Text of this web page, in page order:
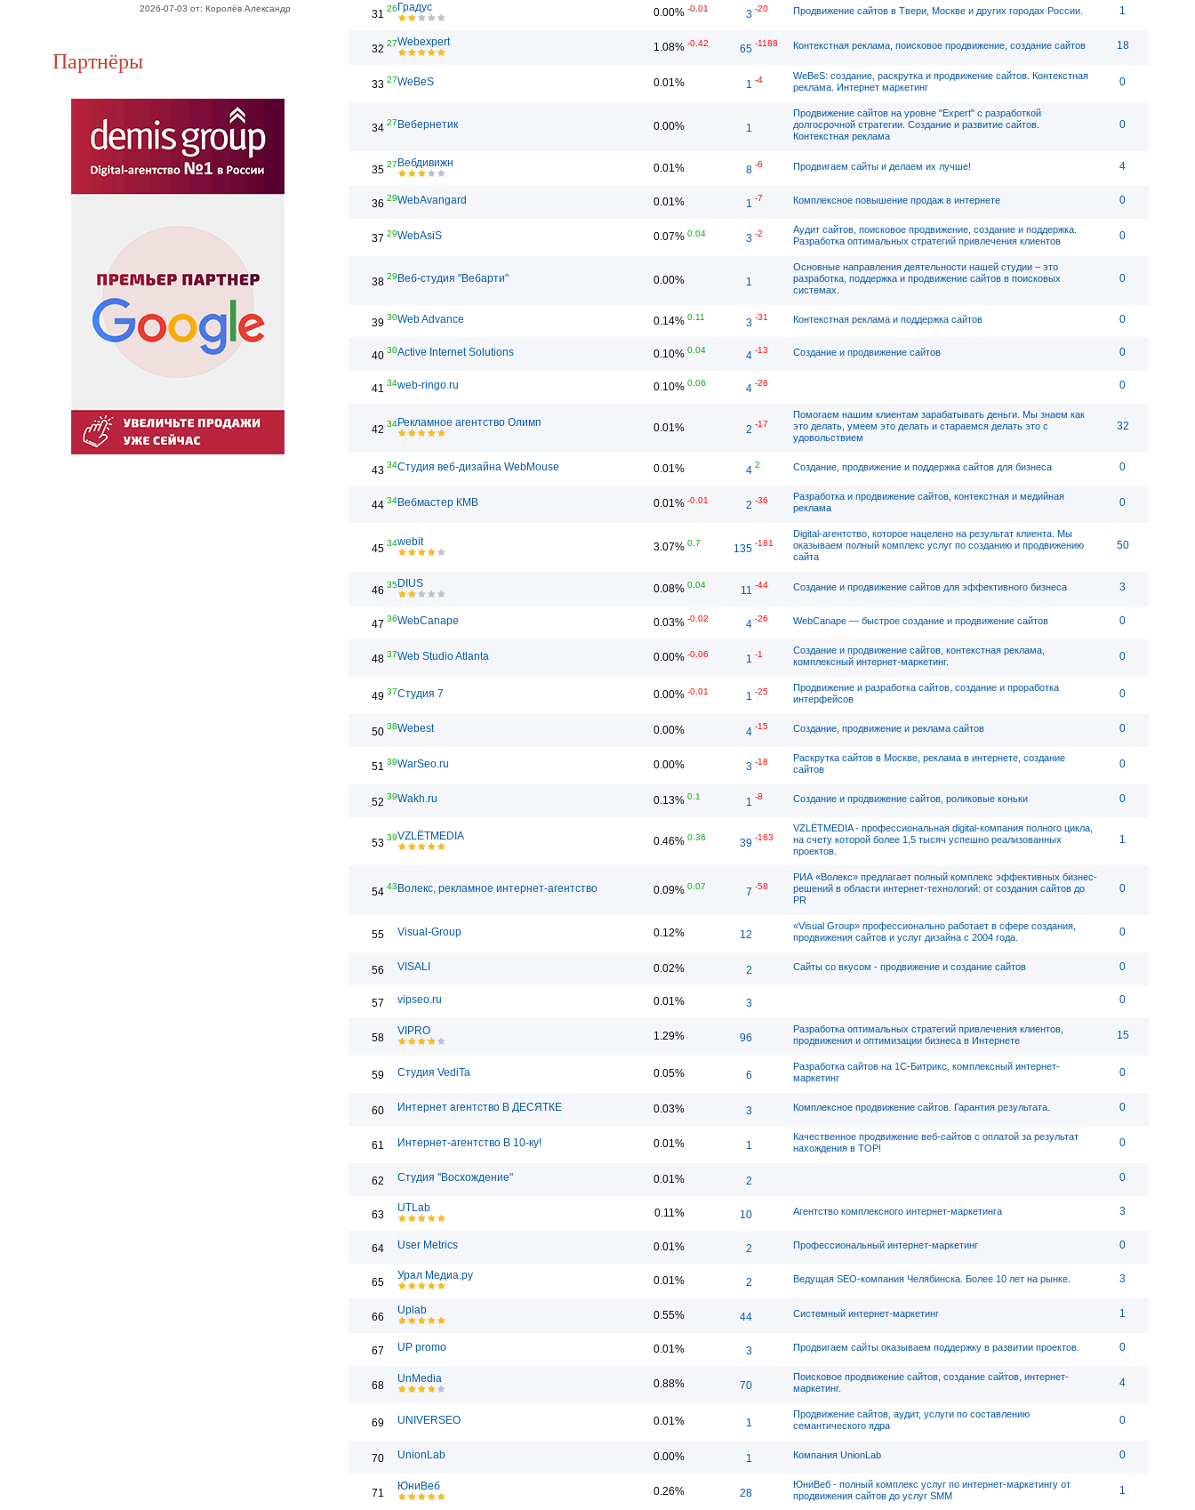
2026-07-03 от: Королёв Александр
Партнёры
31 26 Градус 0.00% -0.01 3 -20 Продвижение сайтов в Твери, Москве и других городах России. 1
32 27Webexpert 1.08% -0.42 65 -1188 Контекстная реклама, поисковое продвижение, создание сайтов 18
33 27WeBeS 0.01% 1 -4
WeBeS: создание, раскрутка и продвижение сайтов. Контекстная
реклама. Интернет маркетинг
0
34 27 Вебернетик 0.00% 1
Продвижение сайтов на уровне "Expert" с разработкой
долгосрочной стратегии. Создание и развитие сайтов.
Контекстная реклама
0
35 27 Вебдивижн 0.01% 8 -6 Продвигаем сайты и делаем их лучше! 4
36 29WebAvangard 0.01% 1 -7 Комплексное повышение продаж в интернете 0
37 29WebAsiS 0.07% 0.04 3 -2
Аудит сайтов, поисковое продвижение, создание и поддержка.
Разработка оптимальных стратегий привлечения клиентов
0
38 29 Веб-студия "Вебарти" 0.00% 1
Основные направления деятельности нашей студии – это
разработка, поддержка и продвижение сайтов в поисковых
системах.
0
39 30Web Advance 0.14% 0.11 3 -31 Контекстная реклама и поддержка сайтов 0
40 30Active Internet Solutions 0.10% 0.04 4 -13 Создание и продвижение сайтов 0
41 34web-ringo.ru 0.10% 0.06 4 -28 0
42 34Рекламное агентство Олимп 0.01% 2 -17
Помогаем нашим клиентам зарабатывать деньги. Мы знаем как
это делать, умеем это делать и стараемся делать это с
удовольствием
32
43 34Студия веб-дизайна WebMouse 0.01% 4 2 Создание, продвижение и поддержка сайтов для бизнеса 0
44 34Вебмастер КМВ 0.01% -0.01 2 -36
Разработка и продвижение сайтов, контекстная и медийная
реклама
0
45 34webit 3.07% 0.7 135 -181
Digital-агентство, которое нацелено на результат клиента. Мы
оказываем полный комплекс услуг по созданию и продвижению
сайта
50
46 35DIUS 0.08% 0.04 11 -44 Создание и продвижение сайтов для эффективного бизнеса 3
47 36WebCanape 0.03% -0.02 4 -26 WebСanape — быстрое создание и продвижение сайтов 0
48 37Web Studio Atlanta 0.00% -0.06 1 -1
Создание и продвижение сайтов, контекстная реклама,
комплексный интернет-маркетинг.
0
49 37Студия 7 0.00% -0.01 1 -25
Продвижение и разработка сайтов, создание и проработка
интерфейсов
0
50 38Webest 0.00% 4 -15 Создание, продвижение и реклама сайтов 0
51 39WarSeo.ru 0.00% 3 -18
Раскрутка сайтов в Москве, реклама в интернете, создание
сайтов
0
52 39Wakh.ru 0.13% 0.1 1 -8 Создание и продвижение сайтов, роликовые коньки 0
53 39VZLЁTMEDIA 0.46% 0.36 39 -163
VZLЁTMEDIA - профессиональная digital-компания полного цикла,
на счету которой более 1,5 тысяч успешно реализованных
проектов.
1
54 43 Волекс, рекламное интернет-агентство 0.09% 0.07 7 -58
РИА «Волекс» предлагает полный комплекс эффективных бизнес-
решений в области интернет-технологий: от создания сайтов до
PR
0
55 Visual-Group 0.12% 12
«Visual Group» профессионально работает в сфере создания,
продвижения сайтов и услуг дизайна с 2004 года.
0
56 VISALI 0.02% 2 Сайты со вкусом - продвижение и создание сайтов 0
57 vipseo.ru 0.01% 3 0
58
VIPRO 1.29% 96
Разработка оптимальных стратегий привлечения клиентов,
продвижения и оптимизации бизнеса в Интернете
15
59 Студия VediTa 0.05% 6
Разработка сайтов на 1С-Битрикс, комплексный интернет-
маркетинг
0
60 Интернет агентство В ДЕСЯТКЕ 0.03% 3 Комплексное продвижение сайтов. Гарантия результата. 0
61 Интернет-агентство В 10-ку! 0.01% 1
Качественное продвижение веб-сайтов с оплатой за результат
нахождения в ТОР!
0
62 Студия "Восхождение" 0.01% 2 0
63
UTLab 0.11% 10 Агентство комплексного интернет-маркетинга 3
64 User Metrics 0.01% 2 Профессиональный интернет-маркетинг 0
65
Урал Медиа.ру 0.01% 2 Ведущая SEO-компания Челябинска. Более 10 лет на рынке. 3
66
Uplab 0.55% 44 Системный интернет-маркетинг 1
67 UP promo 0.01% 3 Продвигаем сайты оказываем поддержку в развитии проектов. 0
68
UnMedia 0.88% 70
Поисковое продвижение сайтов, создание сайтов, интернет-
маркетинг.
4
69 UNIVERSEO 0.01% 1
Продвижение сайтов, аудит, услуги по составлению
семантического ядра
0
70 UnionLab 0.00% 1 Компания UnionLab 0
71
ЮниВеб 0.26% 28
ЮниВеб - полный комплекс услуг по интернет-маркетингу от
продвижения сайтов до услуг SMM
1